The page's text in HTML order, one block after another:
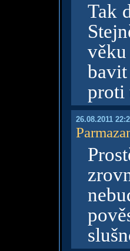
Tak
proti
26.08.2011